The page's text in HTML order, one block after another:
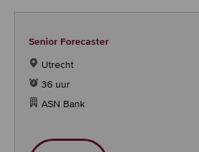
Senior Forecaster
Utrecht
36 uur
ASN Bank